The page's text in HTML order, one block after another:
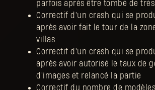
parfois après être tombé de
Correctif d'un crash qui se
après avoir fait le tour de la
villas
Correctif d'un crash qui se
après avoir autorisé le taux de
d'images et relancé la partie
Correctif du nombre de modèles